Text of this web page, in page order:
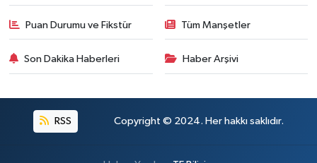
Puan Durumu ve Fikstür Tüm Manşetler
Son Dakika Haberleri Haber Arşivi
RSS Copyright © 2024. Her hakkı saklıdır.